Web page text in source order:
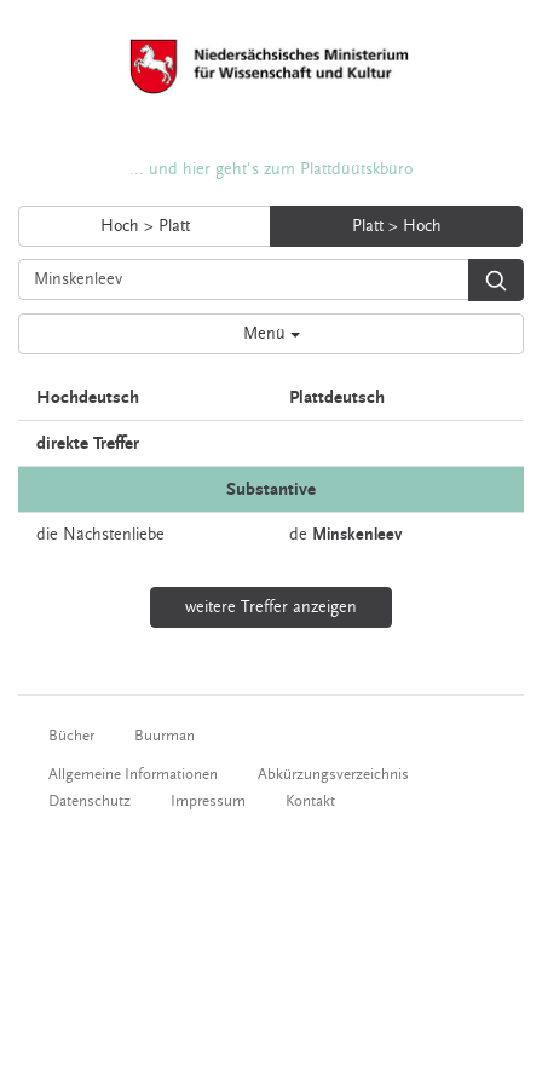
... und hier geht's zum Plattdüütskbüro
Hoch > Platt Platt > Hoch
Menü
Hochdeutsch Plattdeutsch
direkte Treffer
Substantive
die Nächstenliebe de Minskenleev
weitere Treffer anzeigen
Bücher Buurman
Allgemeine Informationen
Abkürzungsverzeichnis
Datenschutz
Impressum Kontakt